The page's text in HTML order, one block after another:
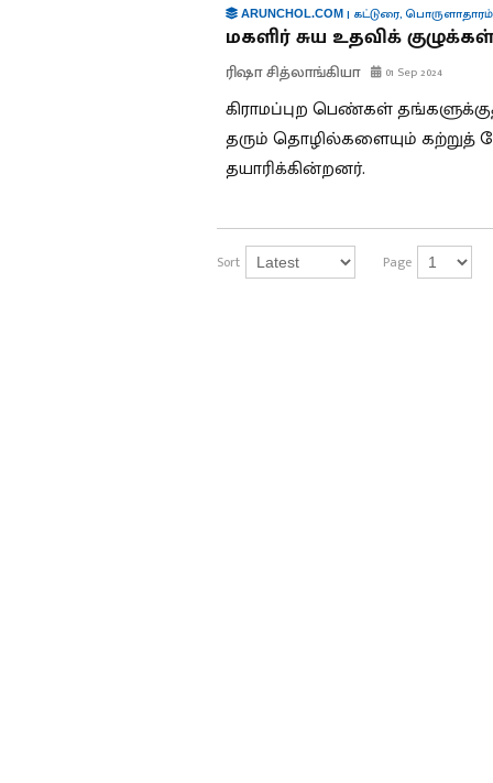
ARUNCHOL.COM | கட்டுரை,பொருளாதாரம்
மகளிர் சுய உதவிக்
ரிஷா சித்லாங்கியா 01 Sep 2024
கிராமப்புற பெண்கள்
தரும் தொழில்களையும் கற்றுத்
தயாரிக்கின்றனர்.
Sort Page